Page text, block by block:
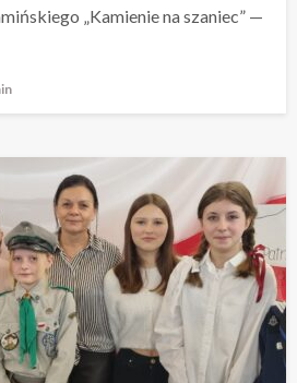
„Kamienie na szaniec” —